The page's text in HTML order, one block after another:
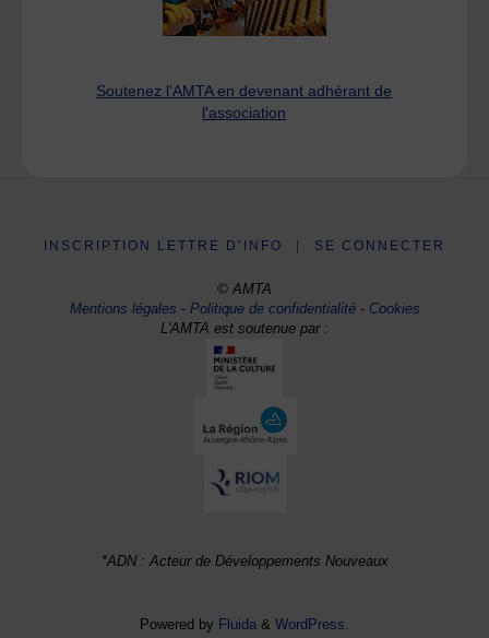
Soutenez l'AMTA en devenant adhérant de
l'association
INSCRIPTION LETTRE D’INFO SE CONNECTER
© AMTA
Mentions légales -Politique de confidentialité- Cookies
L'AMTA est soutenue par :
*ADN : Acteur de Développements Nouveaux
Powered by Fluida & WordPress.